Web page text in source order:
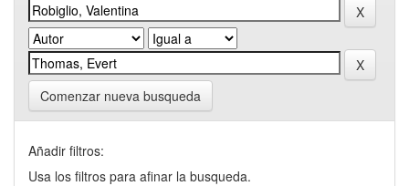
Comenzar nueva busqueda
Añadir filtros:
Usa los filtros para afinar la busqueda.